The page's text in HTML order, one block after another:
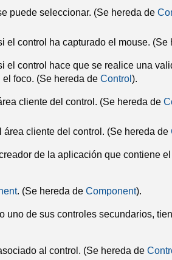
puede seleccionar. (Se hereda de
el control ha capturado el mouse. (Se
el control hace que se realice una
foco. (Se hereda de Control ).
cliente del control. (Se hereda de
cliente del control. (Se hereda de
de la aplicación que contiene
. (Se hereda de Component).
uno de sus controles secundarios,
al control. (Se hereda de